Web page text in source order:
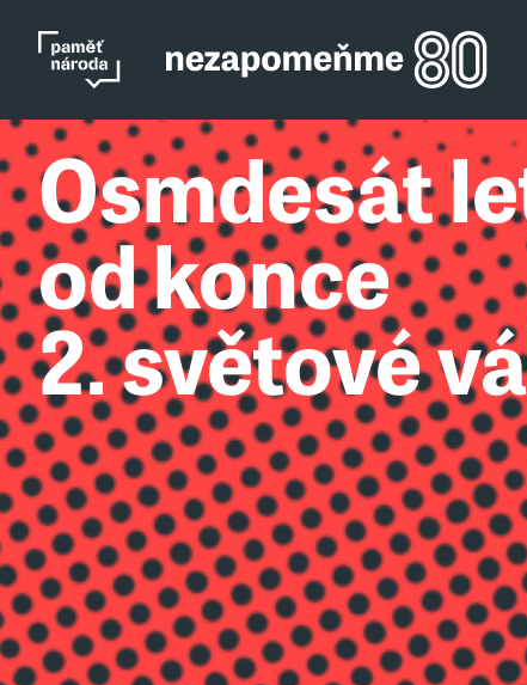
Osmdesát
od konce
2. světové